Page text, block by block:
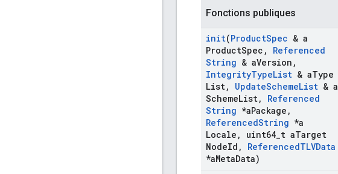
Fonctions publiques
init(ProductSpec & a
ProductSpec ,
Referenced
String & aVersion ,
IntegrityTypeList & aType
List, UpdateSchemeList & a
SchemeList,
Referenced
String *aPackage ,
ReferencedString *a
Locale , uint64 t aTarget
NodeId , ReferencedTLVData
*aMetaData)